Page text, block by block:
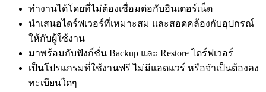
ทำงานได้โดยที่ไม่ต้องเชื่อมต่อกับอินเตอร์เน็ต
นำเสนอไดร์ฟเวอร์ที่เหมาะสม และสอดคล้องกับอุปกรณ์
ให้กับผู้ใช้งาน
มาพร้อมกับฟังก์ชั่น Backup และ Restore ไดร์ฟเวอร์
เป็นโปรแกรมที่ใช้งานฟรี ไม่มีแอดแวร์ หรือจำเป็นต้องลง
ทะเบียนใดๆ